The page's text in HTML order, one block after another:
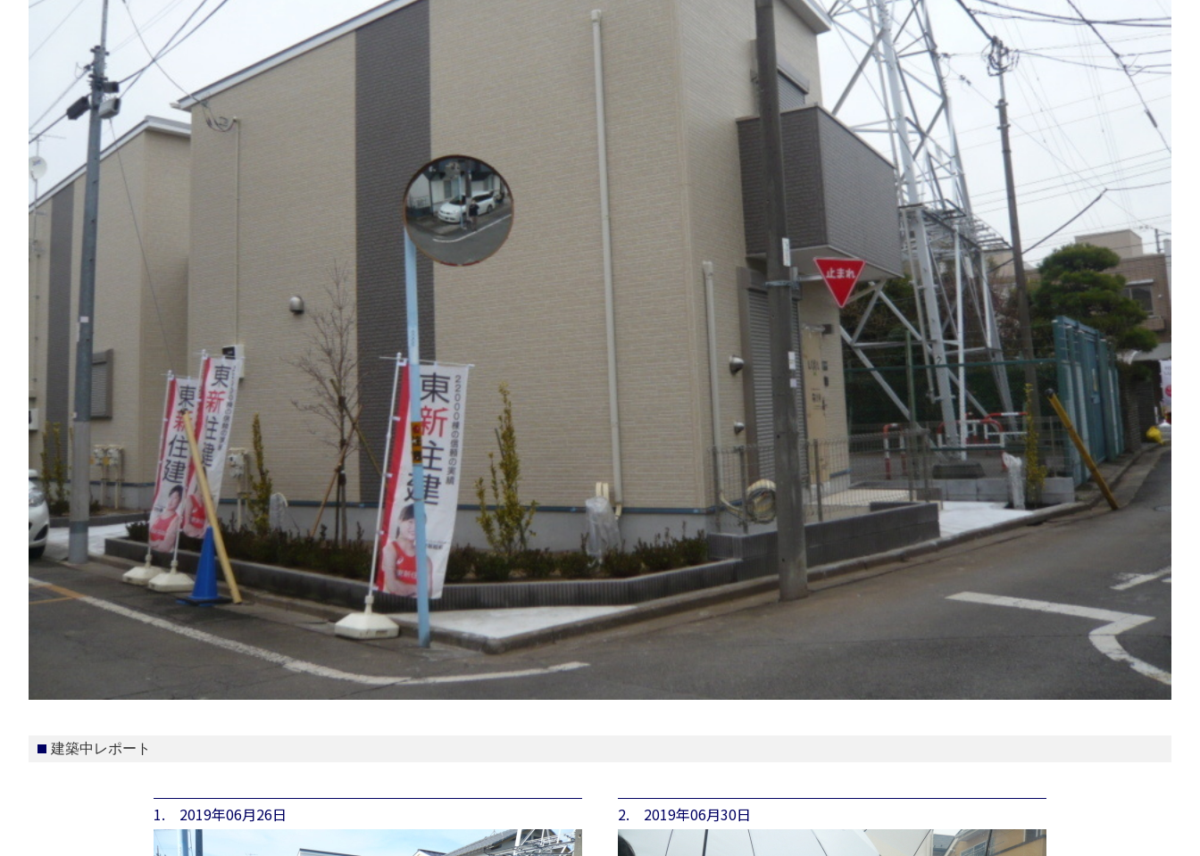
建築中レポート
1. 2019年06月26日 2. 2019年06月30日